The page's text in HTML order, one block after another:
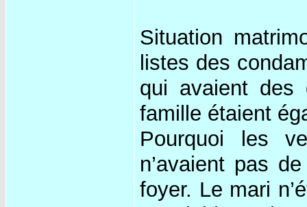
Situation
listes des
qui avaient des
famille étaient
Pourquoi les
n’avaient pas
foyer. Le mari